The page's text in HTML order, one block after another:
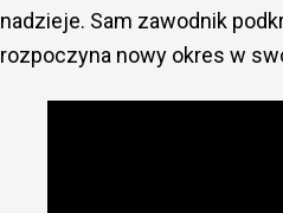
nadzieje. Sam zawodnik
rozpoczyna nowy okres w